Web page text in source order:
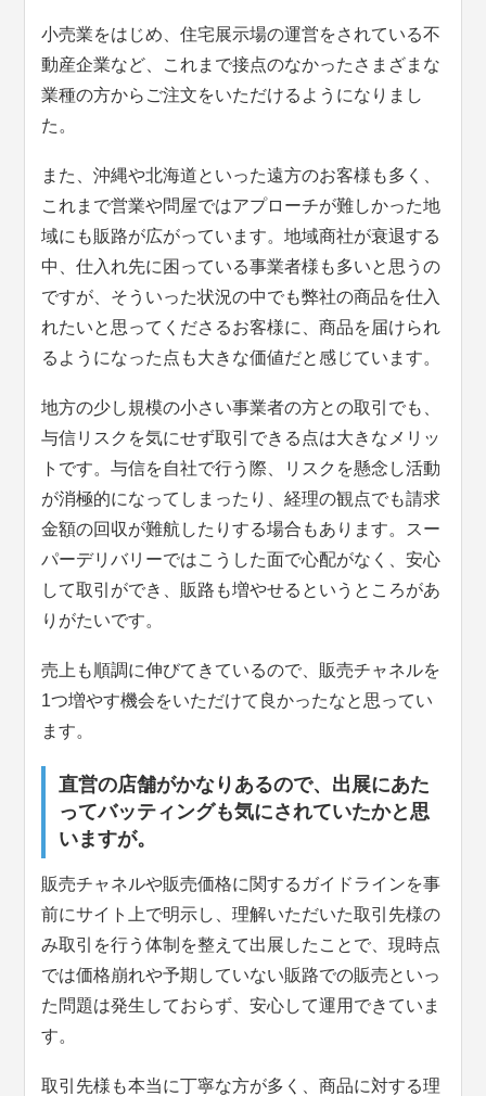
小売業をはじめ、住宅展示場の運営をされている不
動産企業など、これまで接点のなかったさまざまな
業種の方からご注文をいただけるようになりまし
た。
また、沖縄や北海道といった遠方のお客様も多く、
これまで営業や問屋ではアプローチが難しかった地
域にも販路が広がっています。地域商社が衰退する
中、仕入れ先に困っている事業者様も多いと思うの
ですが、そういった状況の中でも弊社の商品を仕入
れたいと思ってくださるお客様に、商品を届けられ
るようになった点も大きな価値だと感じています。
地方の少し規模の小さい事業者の方との取引でも、
与信リスクを気にせず取引できる点は大きなメリッ
トです。与信を自社で行う際、リスクを懸念し活動
が消極的になってしまったり、経理の観点でも請求
金額の回収が難航したりする場合もあります。スー
パーデリバリーではこうした面で心配がなく、安心
して取引ができ、販路も増やせるというところがあ
りがたいです。
売上も順調に伸びてきているので、販売チャネルを
1つ増やす機会をいただけて良かったなと思ってい
ます。
直営の店舗がかなりあるので、出展にあた
ってバッティングも気にされていたかと思
いますが。
販売チャネルや販売価格に関するガイドラインを事
前にサイト上で明示し、理解いただいた取引先様の
み取引を行う体制を整えて出展したことで、現時点
では価格崩れや予期していない販路での販売といっ
た問題は発生しておらず、安心して運用できていま
す。
取引先様も本当に丁寧な方が多く、商品に対する理